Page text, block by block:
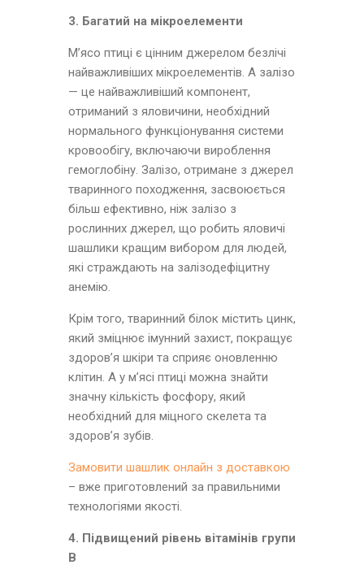
3. Багатий на мікроелементи
М’ясо птиці є цінним джерелом безлічі
найважливіших мікроелементів. А залізо
— це найважливіший компонент,
отриманий з яловичини, необхідний
нормального функціонування системи
кровообігу, включаючи вироблення
гемоглобіну. Залізо, отримане з джерел
тваринного походження, засвоюється
більш ефективно, ніж залізо з
рослинних джерел, що робить яловичі
шашлики кращим вибором для людей,
які страждають на залізодефіцитну
анемію.
Крім того, тваринний білок містить цинк,
який зміцнює імунний захист, покращує
здоров’я шкіри та сприяє оновленню
клітин. А у м’ясі птиці можна знайти
значну кількість фосфору, який
необхідний для міцного скелета та
здоров’я зубів.
Замовити шашлик онлайн з доставкою
– вже приготовлений за правильними
технологіями якості.
4. Підвищений рівень вітамінів групи
В